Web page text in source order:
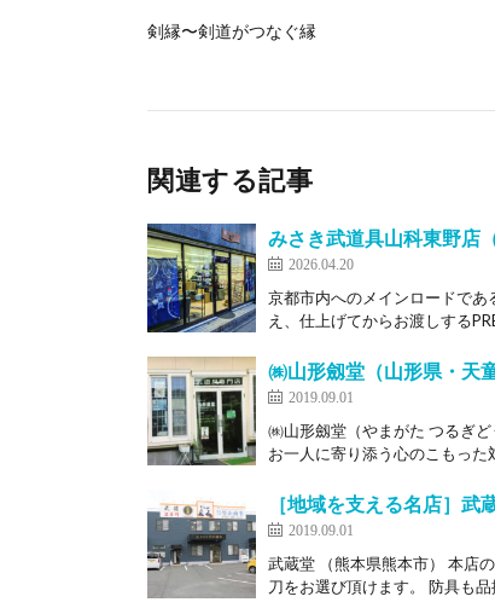
剣縁〜剣道がつなぐ縁
関連する記事
みさき武道具山科東野店
2026.04.20
京都市内へのメインロードで
え、仕上げてからお渡しする
㈱山形劔堂（山形県・天童
2019.09.01
㈱山形劔堂（やまがた つるぎ
お一人に寄り添う心のこもっ
［地域を支える名店］武
2019.09.01
武蔵堂 （熊本県熊本市） 本店
刀をお選び頂けます。 防具も